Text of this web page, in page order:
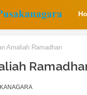
Amaliah Ramadhan